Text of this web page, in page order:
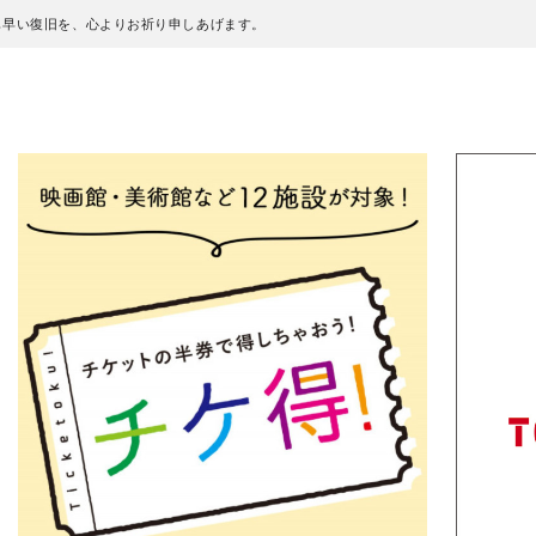
い復旧を、心よりお祈り申しあげます。